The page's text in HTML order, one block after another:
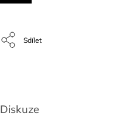
Sdílet
Diskuze